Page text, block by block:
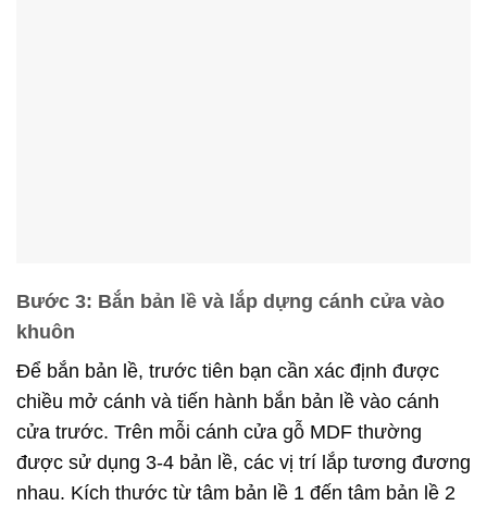
Bước 3: Bắn bản lề và lắp dựng cánh cửa vào
khuôn
Để bắn bản lề, trước tiên bạn cần xác định được
chiều mở cánh và tiến hành bắn bản lề vào cánh
cửa trước. Trên mỗi cánh cửa gỗ MDF thường
được sử dụng 3-4 bản lề, các vị trí lắp tương đương
nhau. Kích thước từ tâm bản lề 1 đến tâm bản lề 2